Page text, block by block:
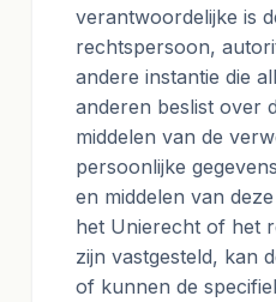
verantwoordelijke is
rechtspersoon,
andere instantie die
anderen beslist over
middelen van de
persoonlijke
en middelen van
het Unierecht of het
zijn vastgesteld, kan
of kunnen de